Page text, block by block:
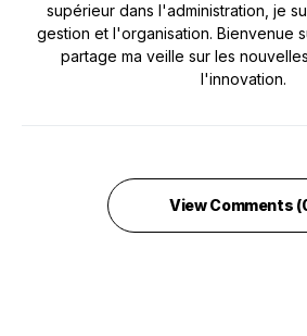
supérieur dans l'administration, je
gestion et l'organisation. Bienvenue
partage ma veille sur les
l'innovation.
View Comments